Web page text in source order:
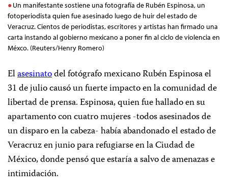
Un manifestante sostiene una fotografía de Rubén Espinosa, un
fotoperiodista quien fue asesinado luego de huir del estado de
Veracruz. Cientos de periodistas, escritores y artistas han firmado una
carta instando al gobierno mexicano a poner fin al ciclo de violencia en
Méxco. (Reuters/Henry Romero)
Elasesinatodel fotógrafo mexicano Rubén Espinosa el
31 de julio causó un fuerte impacto en la comunidad de
libertad de prensa. Espinosa, quien fue hallado en su
apartamento con cuatro mujeres -todos asesinados de
un disparo en la cabeza- había abandonado el estado de
Veracruz en junio para refugiarse en la Ciudad de
México, donde pensó que estaría a salvo de amenazas e
intimidación.